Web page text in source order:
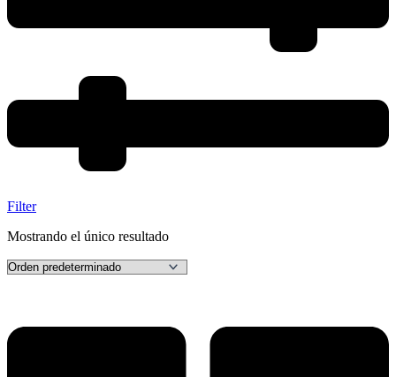
Filter
Mostrando el único resultado